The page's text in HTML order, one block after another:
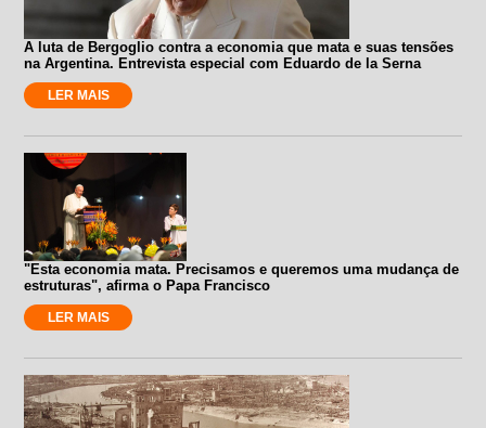
A luta de Bergoglio contra a economia que mata e suas tensões
na Argentina. Entrevista especial com Eduardo de la Serna
LER MAIS
"Esta economia mata. Precisamos e queremos uma mudança de
estruturas", afirma o Papa Francisco
LER MAIS